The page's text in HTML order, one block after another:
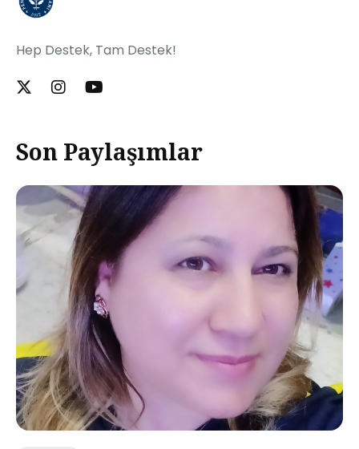
Hep Destek, Tam Destek!
Son Paylaşımlar